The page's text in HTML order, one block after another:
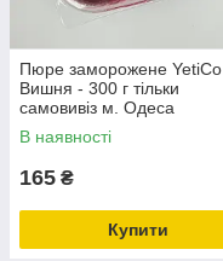
Пюре заморожене YetiCo
Вишня - 300 г тільки
самовивіз м. Одеса
В наявності
165 ₴
Купити